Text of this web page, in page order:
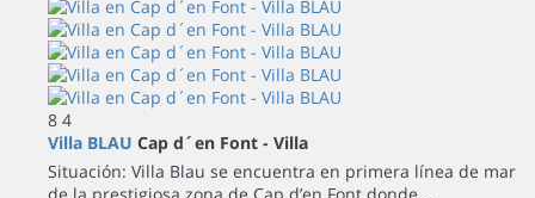
8 4
Villa BLAU Cap d´en Font - Villa
Situación: Villa Blau se encuentra en primera línea de mar